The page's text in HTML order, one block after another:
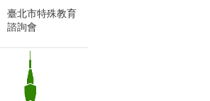
臺北市特殊教育
諮詢會